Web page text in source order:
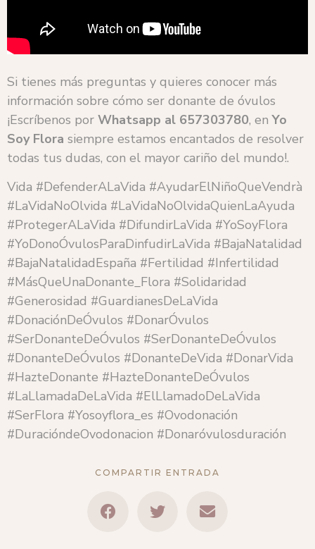
Si tienes más preguntas y quieres conocer más
información sobre cómo ser donante de óvulos
¡Escríbenos por Whatsapp al 657303780, enYo
Soy Flora siempre estamos encantados de resolver
todas tus dudas, con el mayor cariño del mundo!.
Vida #DefenderALaVida #AyudarElNiñoQueVendrà
#LaVidaNoOlvida #LaVidaNoOlvidaQuienLaAyuda
#ProtegerALaVida #DifundirLaVida #YoSoyFlora
#YoDonoÓvulosParaDinfudirLaVida #BajaNatalidad
#BajaNatalidadEspaña #Fertilidad #Infertilidad
#MásQueUnaDonante_Flora #Solidaridad
#Generosidad #GuardianesDeLaVida
#DonaciónDeÓvulos #DonarÓvulos
#SerDonanteDeÓvulos #SerDonanteDeÓvulos
#DonanteDeÓvulos #DonanteDeVida #DonarVida
#HazteDonante #HazteDonanteDeÓvulos
#LaLlamadaDeLaVida #ElLlamadoDeLaVida
#SerFlora #Yosoyflora_es #Ovodonación
#DuracióndeOvodonacion #Donaróvulosduración
COMPARTIR ENTRADA